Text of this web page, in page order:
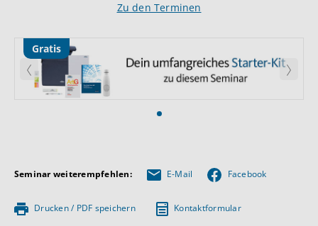
Zu den Terminen
Gratis
Zurück
Seminar weiterempfehlen: E-Mail Facebook
Drucken / PDF speichern Kontaktformular